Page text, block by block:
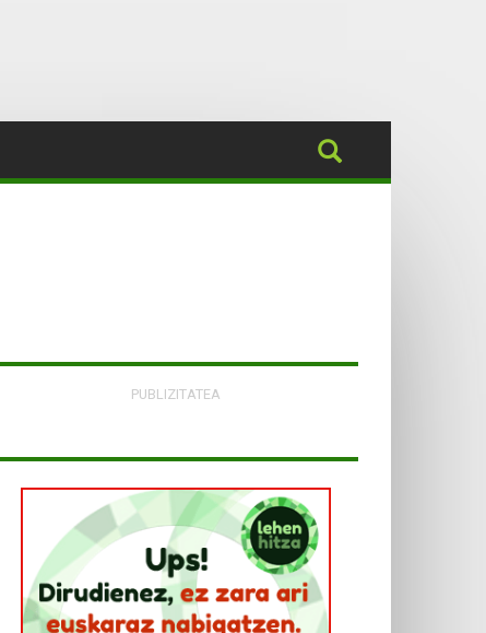
PUBLIZITATEA